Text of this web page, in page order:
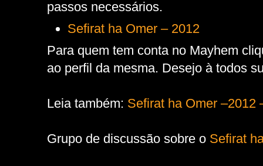
passos necessários.
Sefirat ha Omer – 2012
Para quem tem conta no Mayhem
ao perfil da mesma. Desejo à todos
Leia também: Sefirat ha Omer –2012
Grupo de discussão sobre o Sefirat